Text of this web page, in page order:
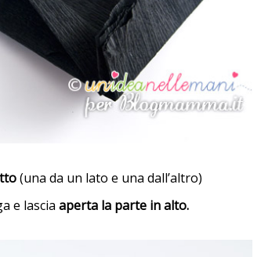
(una da un lato e una dall’altro)
e lascia aperta la parte in alto.